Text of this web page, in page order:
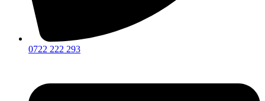
0722 222 293